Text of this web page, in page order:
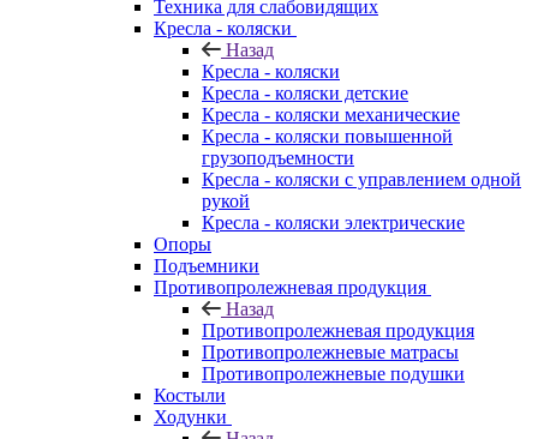
Техника для слабовидящих
Кресла - коляски
Назад
Кресла - коляски
Кресла - коляски детские
Кресла - коляски механические
Кресла - коляски повышенной
грузоподъемности
Кресла - коляски с управлением одной
рукой
Кресла - коляски электрические
Опоры
Подъемники
Противопролежневая продукция
Назад
Противопролежневая продукция
Противопролежневые матрасы
Противопролежневые подушки
Костыли
Ходунки